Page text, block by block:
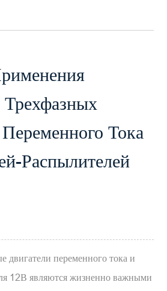
Тока
Распылителей
двигатели переменного токаи
12В являются жизненно важными